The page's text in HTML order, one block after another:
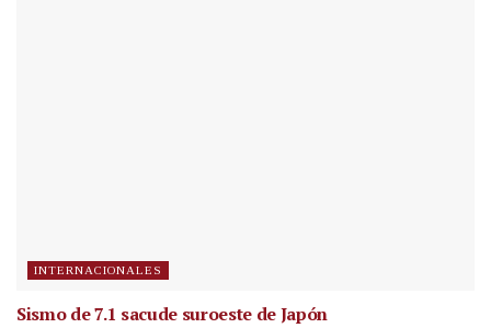
INTERNACIONALES
Sismo de 7.1 sacude suroeste de Japón